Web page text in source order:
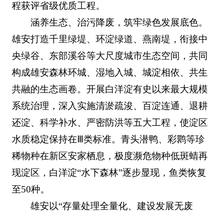
程获评省级优质工程。
涵养生态、治污降废，筑牢绿色发展底色。
雄安打造千里绿堤、环淀绿道、燕南堤，衔接中
央绿谷、东部溪谷等大尺度城市生态空间，共同
构成雄安森林环城、湿地入城、城淀相依、共生
共融的生态画卷。开展白洋淀有史以来最大规模
系统治理，深入实施清淤疏浚、百淀连通、退耕
还淀、科学补水、严密防洪等五大工程，使淀区
水质稳定保持在Ⅲ类标准。青头潜鸭、彩鹮等珍
稀物种在新区安家栖息，极度濒危物种低斑蜻再
现淀区，白洋淀“水下森林”逐步显现，鱼类恢复
至50种。
雄安以“存量处理全量化、建设发展无废